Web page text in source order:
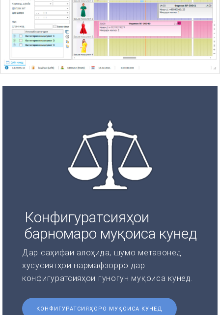
Конфигуратсияҳои
барномаро муқоиса кунед
Дар саҳифаи алоҳида, шумо метавонед
хусусиятҳои нармафзорро дар
конфигуратсияҳои гуногун муқоиса кунед.
КОНФИГУРАТСИЯҲОРО МУҚОИСА КУНЕД